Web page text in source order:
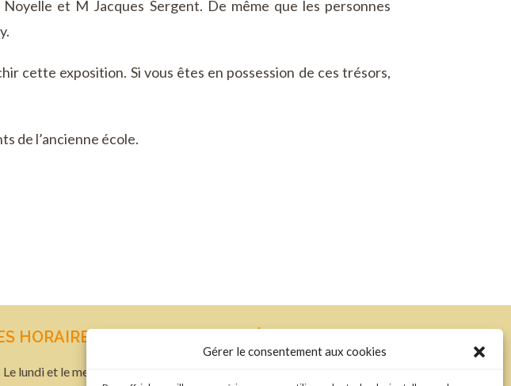
Gérer le consentement aux cookies
et M Jacques Sergent. De même que les personnes
cette exposition. Si vous êtes en possession de ces trésors,
de l’ancienne école.
HORAIRES
Le lundi et le mercredi